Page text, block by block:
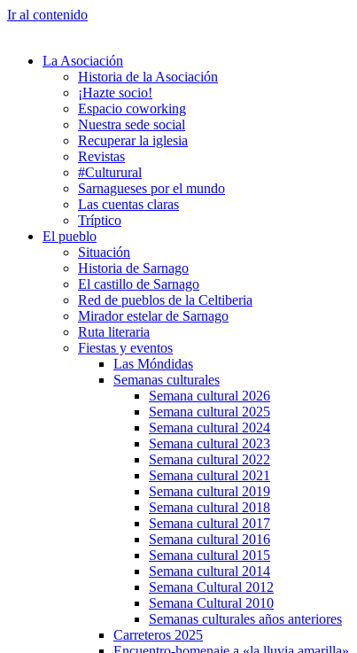
Ir al contenido
La Asociación
Historia de la Asociación
¡Hazte socio!
Espacio coworking
Nuestra sede social
Recuperar la iglesia
Revistas
#Culturural
Sarnagueses por el mundo
Las cuentas claras
Tríptico
El pueblo
Situación
Historia de Sarnago
El castillo de Sarnago
Red de pueblos de la Celtiberia
Mirador estelar de Sarnago
Ruta literaria
Fiestas y eventos
Las Móndidas
Semanas culturales
Semana cultural 2026
Semana cultural 2025
Semana cultural 2024
Semana cultural 2023
Semana cultural 2022
Semana cultural 2021
Semana cultural 2019
Semana cultural 2018
Semana cultural 2017
Semana cultural 2016
Semana cultural 2015
Semana cultural 2014
Semana Cultural 2012
Semana Cultural 2010
Semanas culturales años anteriores
Carreteros 2025